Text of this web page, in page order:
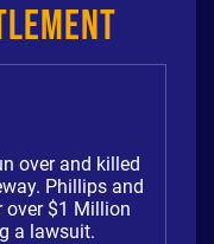
over and killed
Phillips and
over $1 Million
a lawsuit.